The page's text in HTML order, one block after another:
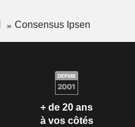
Consensus Ipsen
+ de 20 ans
à vos côtés